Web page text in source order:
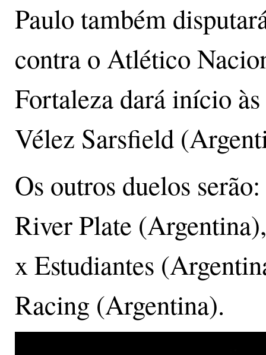
Paulo também
contra o Atlético
Fortaleza dará início
Vélez Sarsfield
Os outros duelos
River Plate
x Estudiantes
Racing (Argentina).